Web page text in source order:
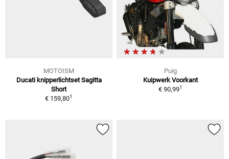
MOTOISM
Ducati knipperlichtset Sagitta
Short
€ 159,801
Puig
Kuipwerk Voorkant
€ 90,991